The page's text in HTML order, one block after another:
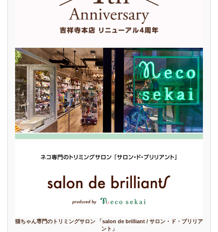
猫ちゃん専門のトリミングサロン 「salon de brilliant / サロン・ド・ブリリア
ント」